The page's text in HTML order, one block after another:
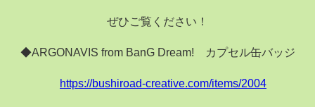
ぜひご覧ください！
◆ARGONAVIS from BanG Dream! カプセル缶バッジ
https://bushiroad-creative.com/items/2004